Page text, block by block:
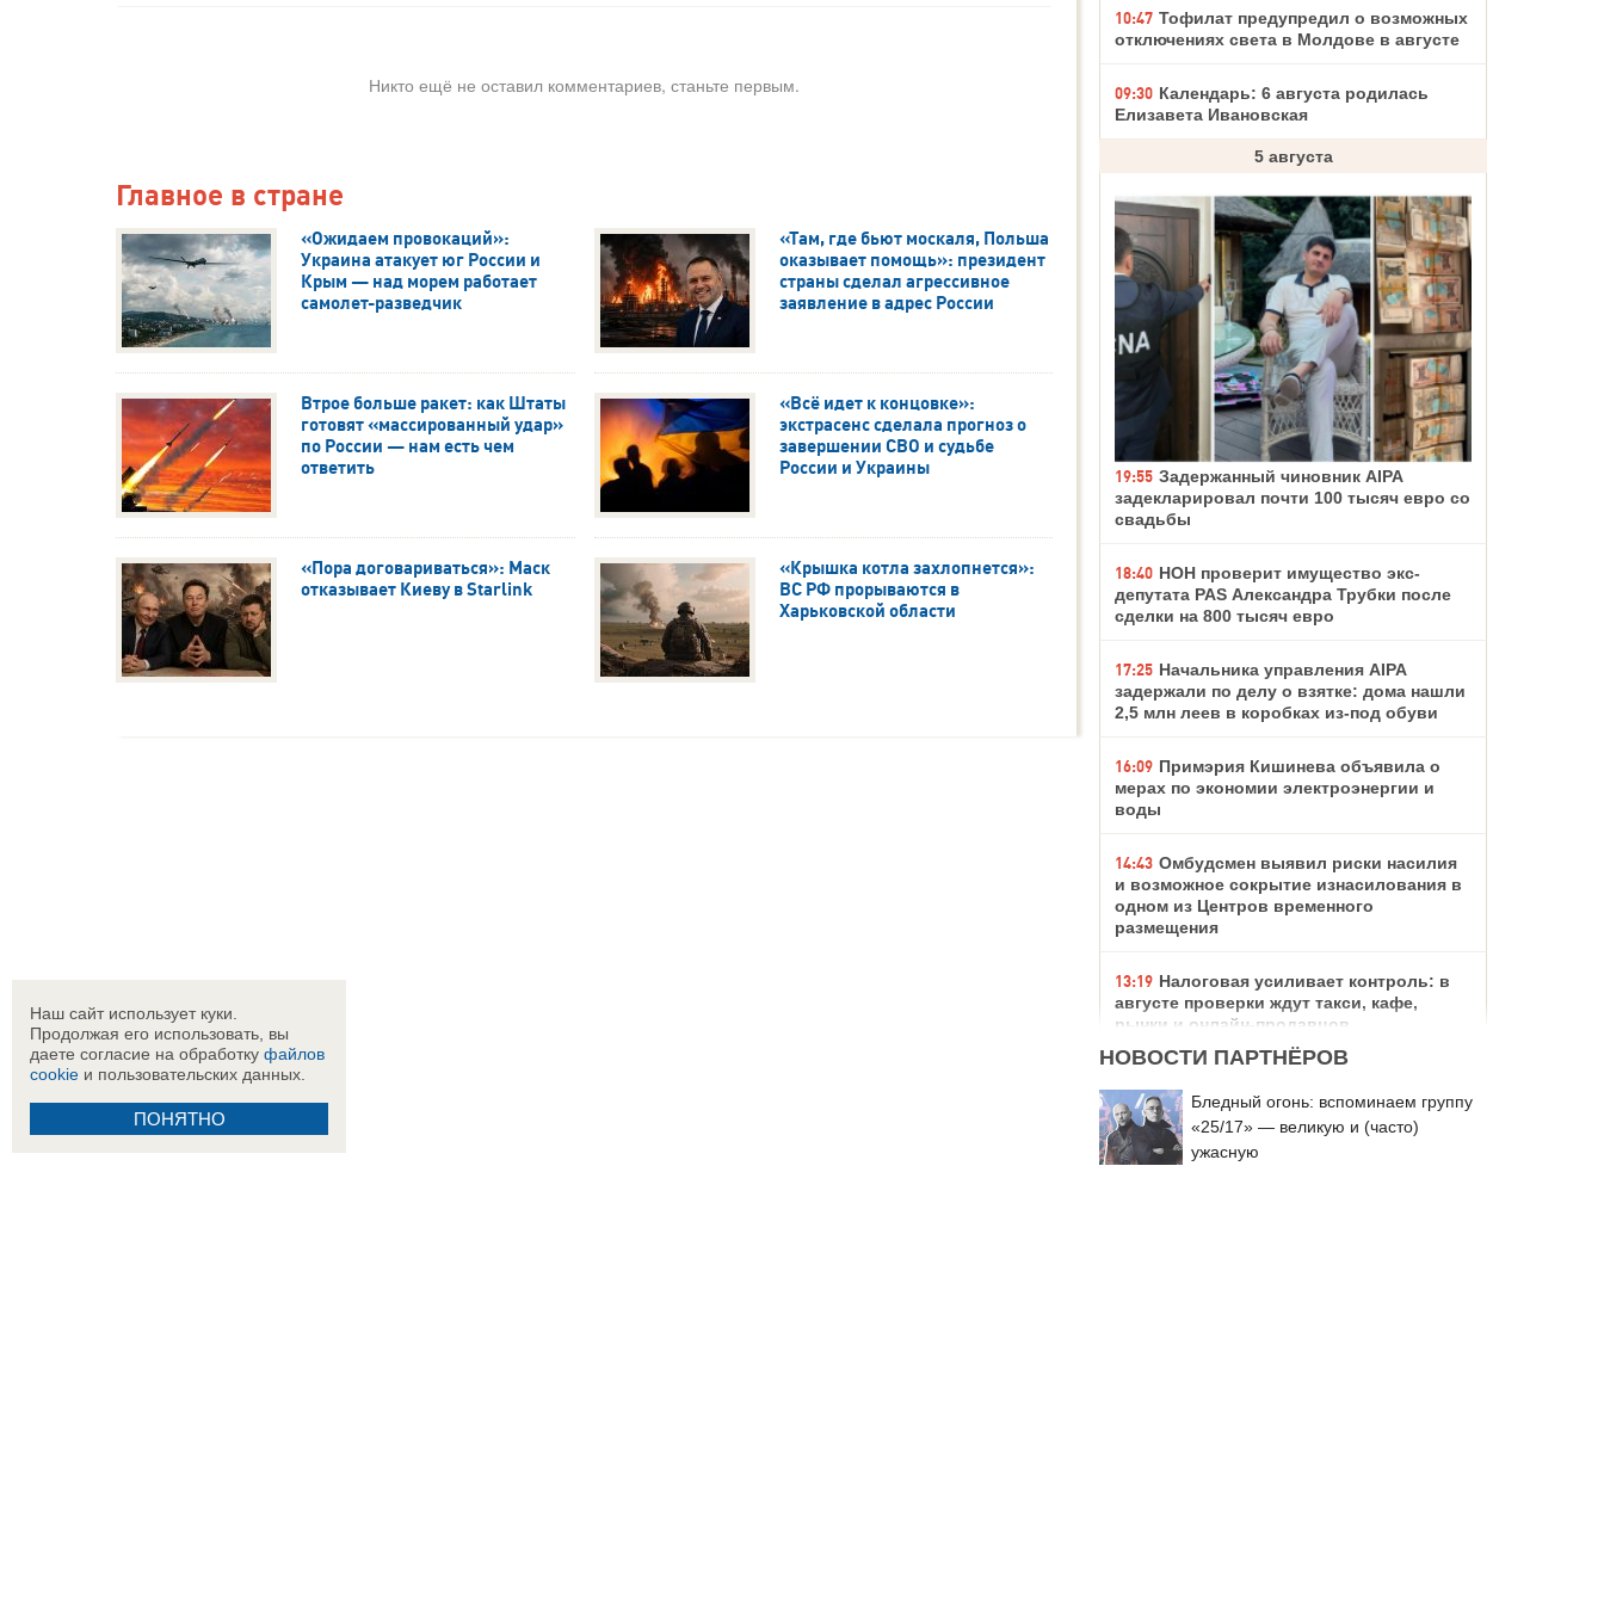
Никто ещё не оставил комментариев, станьте первым.
Главное в стране
«Ожидаем провокаций»:
Украина атакует юг России и
Крым — над морем работает
самолет-разведчик
«Там, где бьют москаля, Польша
оказывает помощь»: президент
страны сделал агрессивное
заявление в адрес России
Втрое больше ракет: как Штаты
готовят «массированный удар»
по России — нам есть чем
ответить
«Всё идет к концовке»:
экстрасенс сделала прогноз о
завершении СВО и судьбе
России и Украины
«Пора договариваться»: Маск
отказывает Киеву в Starlink
«Крышка котла захлопнется»:
ВС РФ прорываются в
Харьковской области
10:47 Тофилат предупредил о возможных
отключениях света в Молдове в августе
09:30 Календарь: 6 августа родилась
Елизавета Ивановская
5 августа
19:55 Задержанный чиновник AIPA
задекларировал почти 100 тысяч евро со
свадьбы
18:40 НОН проверит имущество экс-
депутата PAS Александра Трубки после
сделки на 800 тысяч евро
17:25 Начальника управления AIPA
задержали по делу о взятке: дома нашли
2,5 млн леев в коробках из-под обуви
16:09 Примэрия Кишинева объявила о
мерах по экономии электроэнергии и
воды
14:43 Омбудсмен выявил риски насилия
и возможное сокрытие изнасилования в
одном из Центров временного
размещения
13:19 Налоговая усиливает контроль: в
августе проверки ждут такси, кафе,
рынки и онлайн-продавцов
известен после решения НАРЭ по новому
тарифу на газ
НОВОСТИ ПАРТНЁРОВ
Бледный огонь: вспоминаем группу
«25/17» — великую и (часто)
ужасную
Наш сайт использует куки.
Продолжая его использовать, вы
даете согласие на обработку файлов
cookie и пользовательских данных.
ПОНЯТНО